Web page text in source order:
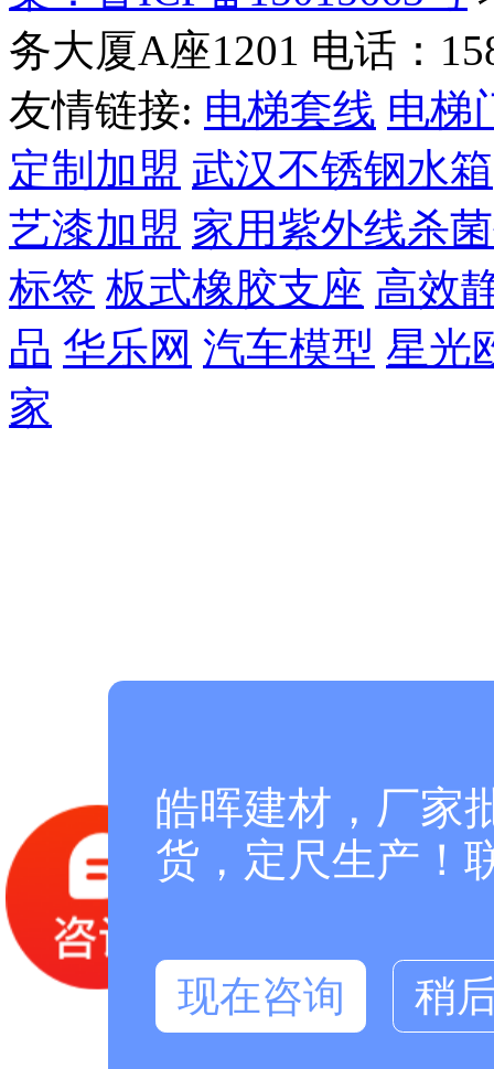
务大厦A座1201 电话：
友情链接: 电梯套线 电梯
定制加盟 武汉不锈钢水箱
艺漆加盟 家用紫外线杀
标签 板式橡胶支座 高效
品 华乐网 汽车模型 星光
家
皓晖建材，厂家
货，定尺生产！
现在咨询 稍